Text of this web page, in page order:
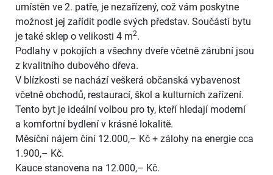
umístěn ve 2. patře, je nezařízený, což vám poskytne
možnost jej zařídit podle svých představ. Součástí bytu
je také sklep o velikosti 4 m2.
Podlahy v pokojích a všechny dveře včetně zárubní jsou
z kvalitního dubového dřeva.
V blízkosti se nachází veškerá občanská vybavenost
včetně obchodů, restaurací, škol a kulturních zařízení.
Tento byt je ideální volbou pro ty, kteří hledají moderní
a komfortní bydlení v krásné lokalitě.
Měsíční nájem činí 12.000,– Kč + zálohy na energie cca
1.900,– Kč.
Kauce stanovena na 12.000,– Kč.